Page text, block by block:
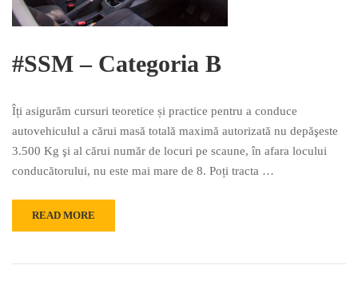
#SSM – Categoria B
Îți asigurăm cursuri teoretice și practice pentru a conduce
autovehiculul a cărui masă totală maximă autorizată nu depăşeste
3.500 Kg şi al cărui număr de locuri pe scaune, în afara locului
conducătorului, nu este mai mare de 8. Poți tracta …
READ MORE